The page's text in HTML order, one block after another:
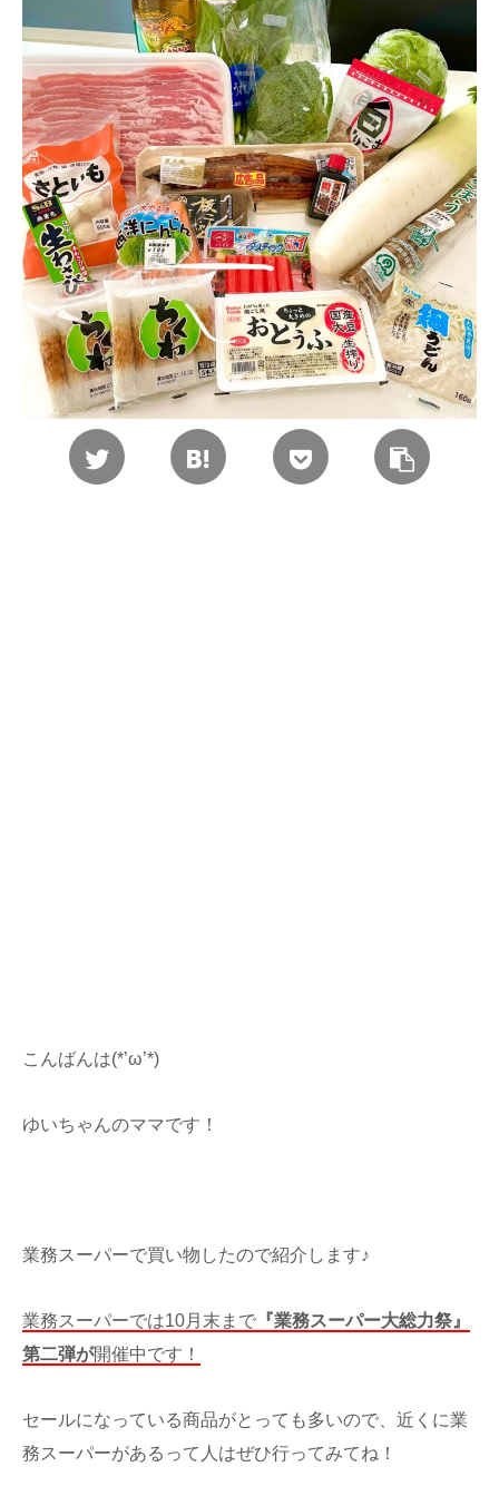
こんばんは(*’ω’*)
ゆいちゃんのママです！
業務スーパーで買い物したので紹介します♪
業務スーパーでは10月末まで 『業務スーパー大総力祭』
第二弾が開催中です！
セールになっている商品がとっても多いので、近くに業
務スーパーがあるって人はぜひ行ってみてね！